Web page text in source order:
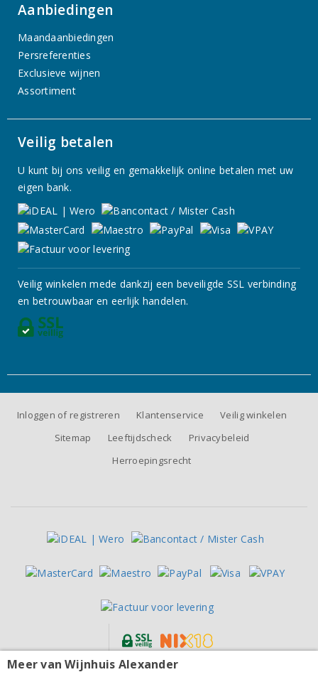
Aanbiedingen
Maandaanbiedingen
Persreferenties
Exclusieve wijnen
Assortiment
Veilig betalen
U kunt bij ons veilig en gemakkelijk online betalen met uw
eigen bank.
Veilig winkelen mede dankzij een beveiligde SSL verbinding
en betrouwbaar en eerlijk handelen.
Inloggen of registreren Klantenservice
Veilig winkelen
Sitemap
Leeftijdscheck
Privacybeleid
Herroepingsrecht
Meer van Wijnhuis Alexander